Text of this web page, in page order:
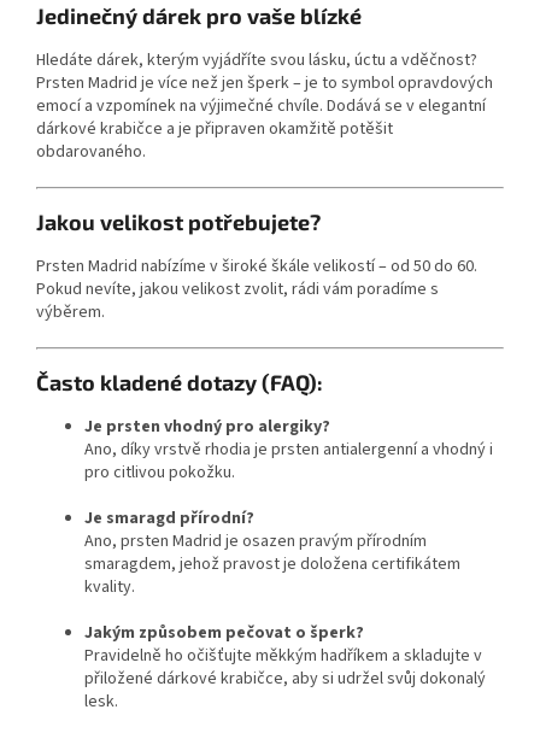
Jedinečný dárek pro vaše blízké
Hledáte dárek, kterým vyjádříte svou lásku, úctu a vděčnost?
Prsten Madrid je více než jen šperk – je to symbol opravdových
emocí a vzpomínek na výjimečné chvíle. Dodává se v elegantní
dárkové krabičce a je připraven okamžitě potěšit
obdarovaného.
Jakou velikost potřebujete?
Prsten Madrid nabízíme v široké škále velikostí – od 50 do 60.
Pokud nevíte, jakou velikost zvolit, rádi vám poradíme s
výběrem.
Často kladené dotazy (FAQ):
Je prsten vhodný pro alergiky?
Ano, díky vrstvě rhodia je prsten antialergenní a vhodný i
pro citlivou pokožku.
Je smaragd přírodní?
Ano, prsten Madrid je osazen pravým přírodním
smaragdem, jehož pravost je doložena certifikátem
kvality.
Jakým způsobem pečovat o šperk?
Pravidelně ho očišťujte měkkým hadříkem a skladujte v
přiložené dárkové krabičce, aby si udržel svůj dokonalý
lesk.